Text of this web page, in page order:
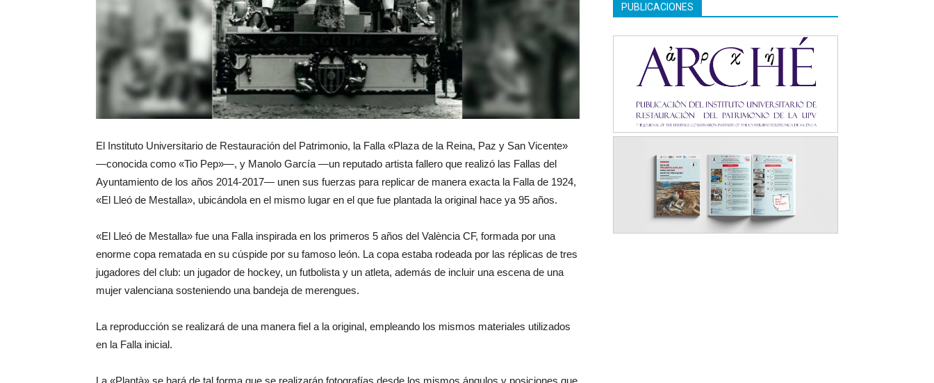
El Instituto Universitario de Restauración del Patrimonio, la Falla «Plaza de la Reina, Paz y San Vicente»
—conocida como «Tio Pep»—, y Manolo García —un reputado artista fallero que realizó las Fallas del
Ayuntamiento de los años 2014-2017— unen sus fuerzas para replicar de manera exacta la Falla de 1924,
«El Lleó de Mestalla», ubicándola en el mismo lugar en el que fue plantada la original hace ya 95 años.
«El Lleó de Mestalla» fue una Falla inspirada en los primeros 5 años del València CF, formada por una
enorme copa rematada en su cúspide por su famoso león. La copa estaba rodeada por las réplicas de tres
jugadores del club: un jugador de hockey, un futbolista y un atleta, además de incluir una escena de una
mujer valenciana sosteniendo una bandeja de merengues.
La reproducción se realizará de una manera fiel a la original, empleando los mismos materiales utilizados
en la Falla inicial.
La «Plantà» se hará de tal forma que se realizarán fotografías desde los mismos ángulos y posiciones que
PUBLICACIONES